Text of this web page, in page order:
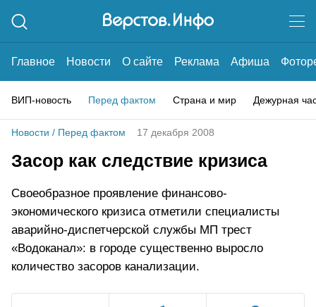
Главное Новости О сайте Реклама Афиша
ВИП-новость Перед фактом Страна и мир Дежурная
Новости / Перед фактом 17 декабря 2008
Засор как следствие кризиса
Своеобразное проявление финансово-
экономического кризиса отметили специалисты
аварийно-диспетчерской службы МП трест
«Водоканал»: в городе существенно выросло
количество засоров канализации.